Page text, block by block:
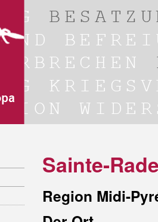
Sainte-
Region Midi-